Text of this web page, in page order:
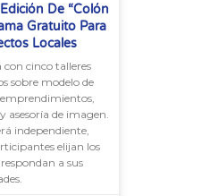
De “Colón
Gratuito Para
Locales
cinco talleres
sobre modelo de
de imagen.
independiente,
elijan los
a sus